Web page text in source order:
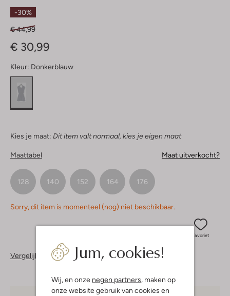
Jum, cookies!
Wij, en onze negen partners, maken op
onze website gebruik van cookies en
-30%
€ 44,99
€ 30,99
Kleur: Donkerblauw
Kies je maat: Dit item valt normaal, kies je eigen maat
Maattabel Maat uitverkocht?
128 140 152 164 176
Sorry, dit item is momenteel (nog) niet beschikbaar.
Favoriet
Vergelijkbare items